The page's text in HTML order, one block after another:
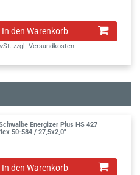
In den Warenkorb
zzgl.Versandkosten
Energizer Plus HS 427
50-584 / 27,5x2,0"
In den Warenkorb